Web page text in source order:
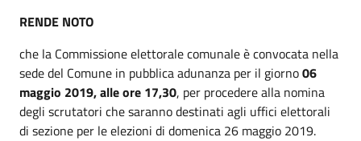
RENDE NOTO
che la Commissione elettorale comunale è convocata nella
sede del Comune in pubblica adunanza per il giorno06
maggio 2019, alle ore 17,30, per procedere alla nomina
degli scrutatori che saranno destinati agli uffici elettorali
di sezione per le elezioni di domenica 26 maggio 2019.